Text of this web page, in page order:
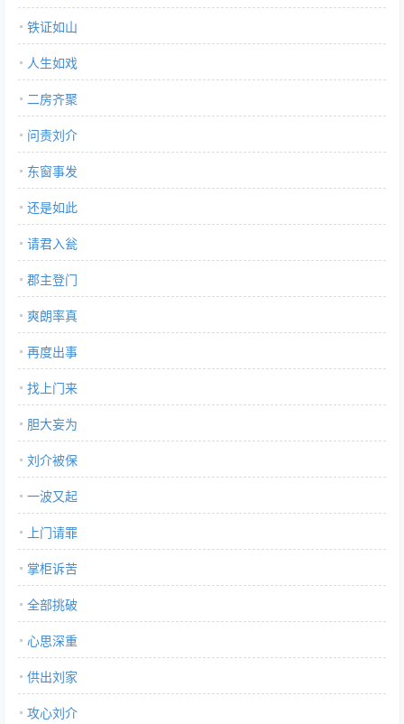
铁证如山
人生如戏
二房齐聚
问责刘介
东窗事发
还是如此
请君入瓮
郡主登门
爽朗率真
再度出事
找上门来
胆大妄为
刘介被保
一波又起
上门请罪
掌柜诉苦
全部挑破
心思深重
供出刘家
攻心刘介